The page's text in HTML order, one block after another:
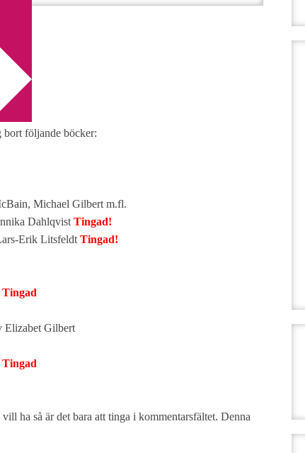
bort följande böcker:
Michael Gilbert m.fl.
Dahlqvist Tingad!
Erik Litsfeldt Tingad!
Tingad
Elizabet Gilbert
Tingad
ha så är det bara att tinga i kommentarsfältet. Denna